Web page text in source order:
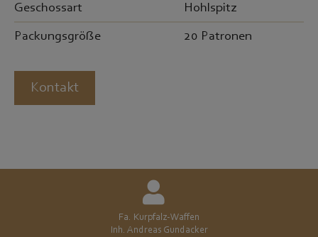
Geschossart Hohlspitz
Packungsgröße 20 Patronen
Kontakt
Fa. Kurpfalz-Waffen
Inh. Andreas Gundacker